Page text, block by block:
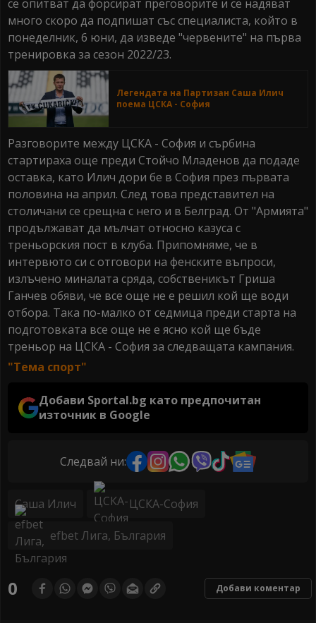
се опитват да форсират преговорите и се надяват
много скоро да подпишат със специалиста, който в
понеделник, 6 юни, да изведе "червените" на първа
тренировка за сезон 2022/23.
Легендата на Партизан Саша Илич
поема ЦСКА - София
Разговорите между ЦСКА - София и сърбина
стартираха още преди Стойчо Младенов да подаде
оставка, като Илич дори бе в София през първата
половина на април. След това представител на
столичани се срещна с него и в Белград. От "Армията"
продължават да мълчат относно казуса с
треньорския пост в клуба. Припомняме, че в
интервюто си с отговори на фенските въпроси,
излъчено миналата сряда, собственикът Гриша
Ганчев обяви, че все още не е решил кой ще води
отбора. Така по-малко от седмица преди старта на
подготовката все още не е ясно кой ще бъде
треньор на ЦСКА - София за следващата кампания.
"Тема спорт"
Добави Sportal.bg като предпочитан
източник в Google
Следвай ни:
Саша Илич ЦСКА-София
efbet Лига, България
0 Добави коментар